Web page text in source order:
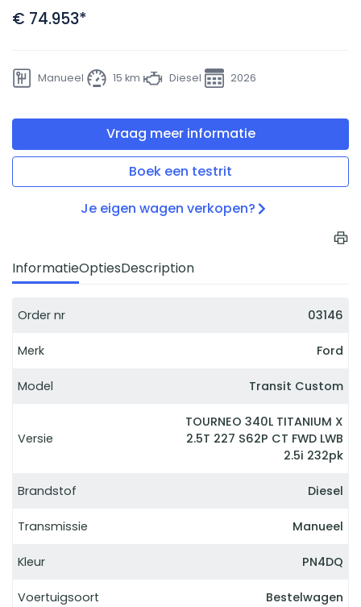
€ 74.953*
Vraag meer informatie
Boek een testrit
Je eigen wagen verkopen?
Manueel 15 km Diesel 2026
InformatieOptiesDescription
Order nr 03146
Merk Ford
Model Transit Custom
Versie
TOURNEO 340L TITANIUM X
2.5T 227 S62P CT FWD LWB
2.5i 232pk
Brandstof Diesel
Transmissie Manueel
Kleur PN4DQ
Voertuigsoort Bestelwagen